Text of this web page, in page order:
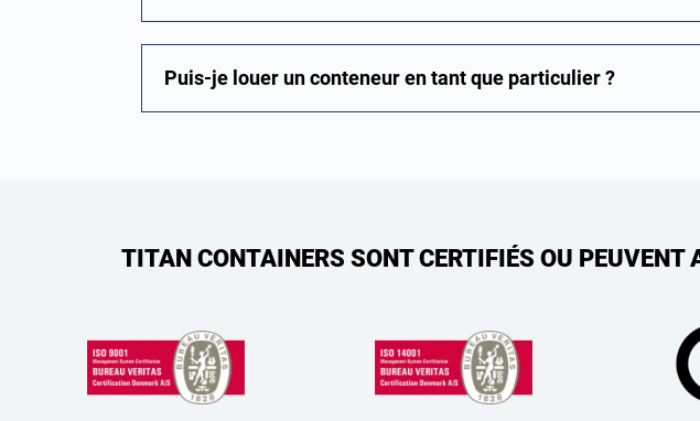
Puis-je louer un conteneur en tant que particulier ?
TITAN CONTAINERS SONT CERTIFIÉS OU